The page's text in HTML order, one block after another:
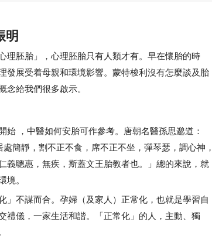
明
理胚胎」，心理胚胎只有人類才有。早在懷胎的時
發展受着母親和環境影響。蒙特梭利沒有怎麼談及胎
給我們很多啟示。
，中醫如何安胎可作參考。唐朝名醫孫思邈道：
簡靜，割不正不食，席不正不坐，彈琴瑟，調心神，
義聰惠，無疾，斯蓋文王胎教者也。」總的來說，就
。
不謀而合。孕婦（及家人）正常化，也就是學習自
禮儀，一家生活和諧。「正常化」的人，主動、獨